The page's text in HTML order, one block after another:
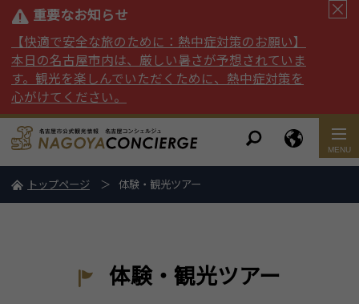
重要なお知らせ
【快適で安全な旅のために：熱中症対策のお願い】
本日の名古屋市内は、厳しい暑さが予想されていま
す。観光を楽しんでいただくために、熱中症対策を
心がけてください。
トップページ 体験・観光ツアー
体験・観光ツアー